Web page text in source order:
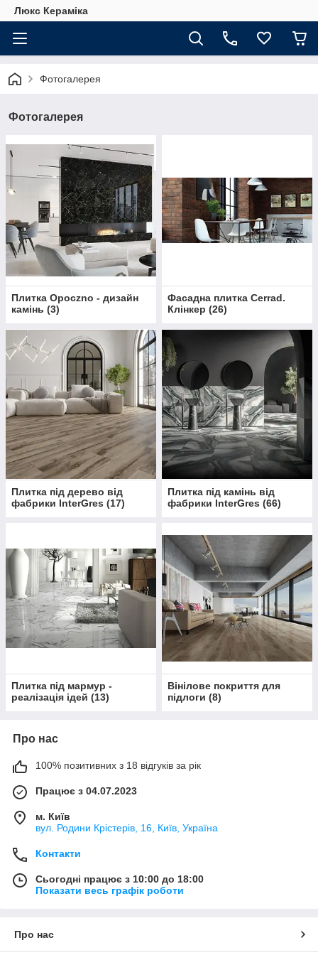
Люкс Кераміка
Фотогалерея
Фотогалерея
Плитка Opoczno - дизайн
камінь (3)
Фасадна плитка Cerrad.
Клінкер (26)
Плитка під дерево від
фабрики InterGres (17)
Плитка під камінь від
фабрики InterGres (66)
Плитка під мармур -
реалізація ідей (13)
Вінілове покриття для
підлоги (8)
Про нас
100% позитивних з 18 відгуків за рік
Працює з 04.07.2023
м. Київ
вул. Родини Крістерів, 16, Київ, Україна
Контакти
Сьогодні працює з 10:00 до 18:00
Показати весь графік роботи
Про нас